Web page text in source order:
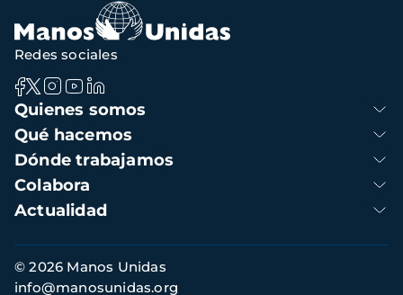
navegación
Navegación
principal
Quienes somos
Qué hacemos
Dónde trabajamos
Colabora
Actualidad
Redes sociales
Información
de
© 2026 Manos Unidas
info@manosunidas.org